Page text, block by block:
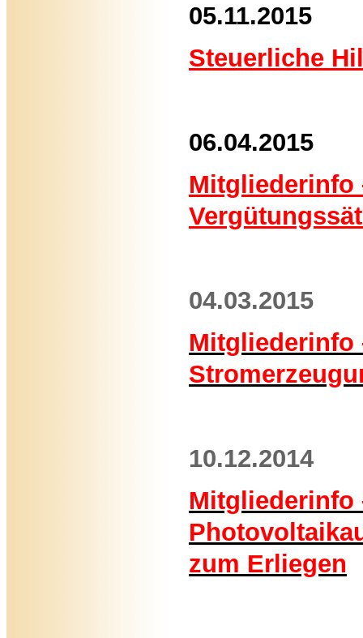
05.11.2015
Steuerliche
06.04.2015
Mitgliederinfo
04.03.2015
Mitgliederinfo
10.12.2014
Mitgliederinfo
zum Erliegen